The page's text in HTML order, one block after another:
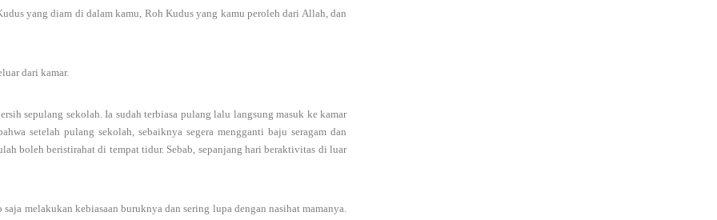
yang diam di dalam kamu, Roh Kudus yang kamu peroleh dari Allah, dan
dari kamar.
sepulang sekolah. Ia sudah terbiasa pulang lalu langsung masuk ke kamar
setelah pulang sekolah, sebaiknya segera mengganti baju seragam dan
boleh beristirahat di tempat tidur. Sebab, sepanjang hari beraktivitas di luar
melakukan kebiasaan buruknya dan sering lupa dengan nasihat mamanya.